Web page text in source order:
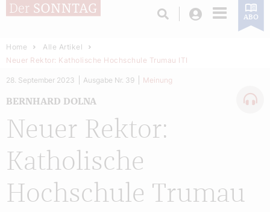
Login ABO
Home
Alle Artikel
Neuer Rektor: Katholische Hochschule Trumau ITI
Neuer Rektor:
Katholische
Hochschule Trumau
BERNHARD DOLNA
28. September 2023 Ausgabe Nr. 39 Meinung